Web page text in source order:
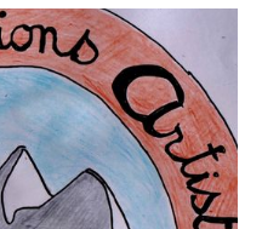
of artists from the Haut
un pas de danse et un air